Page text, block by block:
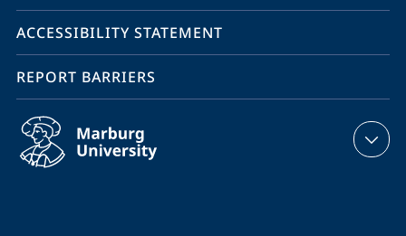
ACCESSIBILITY STATEMENT
REPORT BARRIERS